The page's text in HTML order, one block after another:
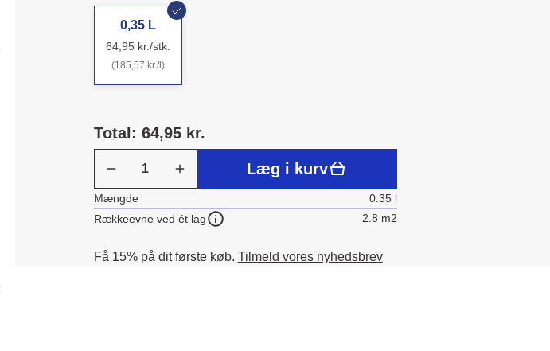
0,35 L
64,95 kr./stk.
(185,57 kr./l)
Total: 64,95 kr.
Læg i kurv
Mængde
0.35 l
Rækkeevne ved ét lag
2.8 m2
Få 15% på dit første køb. Tilmeld vores nyhedsbrev